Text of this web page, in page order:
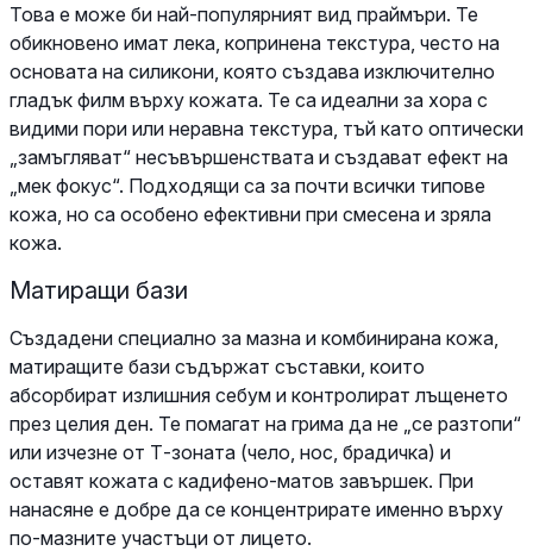
Това е може би най-популярният вид праймъри. Те
обикновено имат лека, копринена текстура, често на
основата на силикони, която създава изключително
гладък филм върху кожата. Те са идеални за хора с
видими пори или неравна текстура, тъй като оптически
„замъгляват“ несъвършенствата и създават ефект на
„мек фокус“. Подходящи са за почти всички типове
кожа, но са особено ефективни при смесена и зряла
кожа.
Матиращи бази
Създадени специално за мазна и комбинирана кожа,
матиращите бази съдържат съставки, които
абсорбират излишния себум и контролират лъщенето
през целия ден. Те помагат на грима да не „се разтопи“
или изчезне от Т-зоната (чело, нос, брадичка) и
оставят кожата с кадифено-матов завършек. При
нанасяне е добре да се концентрирате именно върху
по-мазните участъци от лицето.